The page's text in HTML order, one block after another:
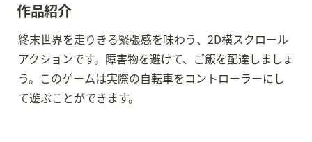
作品紹介
終末世界を走りきる緊張感を味わう、2D横スクロール
アクションです。障害物を避けて、ご飯を配達しましょ
う。このゲームは実際の自転車をコントローラーにし
て遊ぶことができます。